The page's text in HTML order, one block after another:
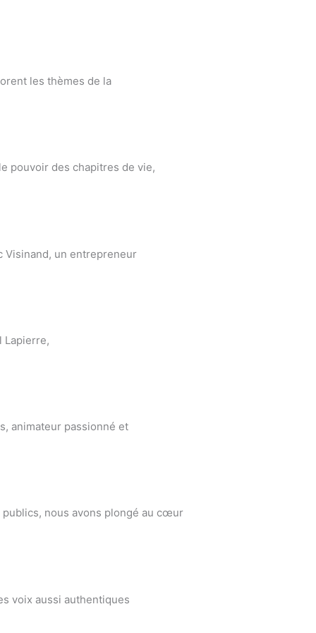
les thèmes de la
pouvoir des chapitres de vie,
Visinand, un entrepreneur
Lapierre,
animateur passionné et
publics, nous avons plongé au cœur
voix aussi authentiques